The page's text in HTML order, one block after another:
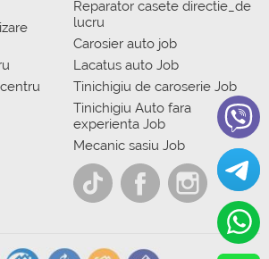
Reparator casete directie_de
lucru
Carosier auto job
Lacatus auto Job
Tinichigiu de caroserie Job
Tinichigiu Auto fara
experienta Job
Mecanic sasiu Job